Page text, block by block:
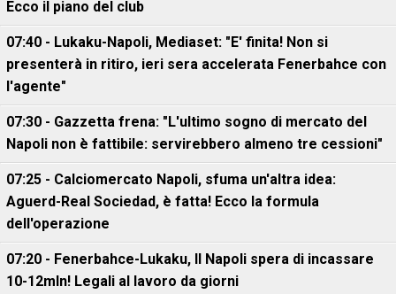
Ecco il piano del club
07:40 - Lukaku-Napoli, Mediaset: "E' finita! Non si
presenterà in ritiro, ieri sera accelerata Fenerbahce con
l'agente"
07:30 - Gazzetta frena: "L'ultimo sogno di mercato del
Napoli non è fattibile: servirebbero almeno tre cessioni"
07:25 - Calciomercato Napoli, sfuma un'altra idea:
Aguerd-Real Sociedad, è fatta! Ecco la formula
dell'operazione
07:20 - Fenerbahce-Lukaku, ll Napoli spera di incassare
10-12mln! Legali al lavoro da giorni